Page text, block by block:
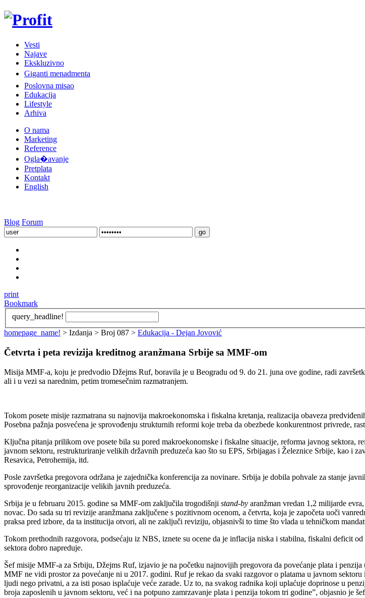
Vesti
Najave
Ekskluzivno
Giganti menadmenta
Poslovna misao
Edukacija
Lifestyle
Arhiva
O nama
Marketing
Reference
Ogla�avanje
Pretplata
Kontakt
English
Blog Forum
print
Bookmark
query_headline!
homepage_name! > Izdanja > Broj 087 > Edukacija - Dejan Jovović
Četvrta i peta revizija kreditnog aranžmana Srbije sa MMF-om
Misija MMF-a, koju je predvodio Džejms Ruf, boravila je u Beogradu od 9. do 21. juna ove godine, radi
ali i u vezi sa narednim, petim tromesečnim razmatranjem.
Tokom posete misije razmatrana su najnovija makroekonomska i fiskalna kretanja, realizacija obaveza
Posebna pažnja posvećena je sprovođenju strukturnih reformi koje treba da obezbede konkurentnost privrede,
Ključna pitanja prilikom ove posete bila su pored makroekonomske i fiskalne situacije, reforma javnog sektora,
javnom sektoru, restrukturiranje velikih državnih preduzeća kao što su EPS, Srbijagas i Železnice Srbije, kao i
Resavica, Petrohemija, itd.
Posle završetka pregovora održana je zajednička konferencija za novinare. Srbija je dobila pohvale za stanje
sprovođenje reorganizacije velikih javnih preduzeća.
Srbija je u februaru 2015. godine sa MMF-om zaključila trogodišnji stand-by aranžman vredan 1,2 milijarde
novac. Do sada su tri revizije aranžmana zaključene s pozitivnom ocenom, a četvrta, koja je započeta uoči
praksa pred izbore, da ta institucija otvori, ali ne zaključi reviziju, objasnivši to time što vlada u tehničkom
Tokom prethodnih razgovora, podsećaju iz NBS, iznete su ocene da je inflacija niska i stabilna, fiskalni deficit
sektora dobro napreduje.
Šef misije MMF-a za Srbiju, Džejms Ruf, izjavio je na početku najnovijih pregovora da povećanje plata i
MMF ne vidi prostor za povećanje ni u 2017. godini. Ruf je rekao da svaki razgovor o platama u javnom
ljudi nego privatni, a za isti posao isplaćuje veće zarade. Uz to, na svakog radnika koji uplaćuje doprinose u
broja zaposlenih u javnom sektoru, već i na potpuno zamrzavanje plata i penzija tokom tri godine”, objasnio je